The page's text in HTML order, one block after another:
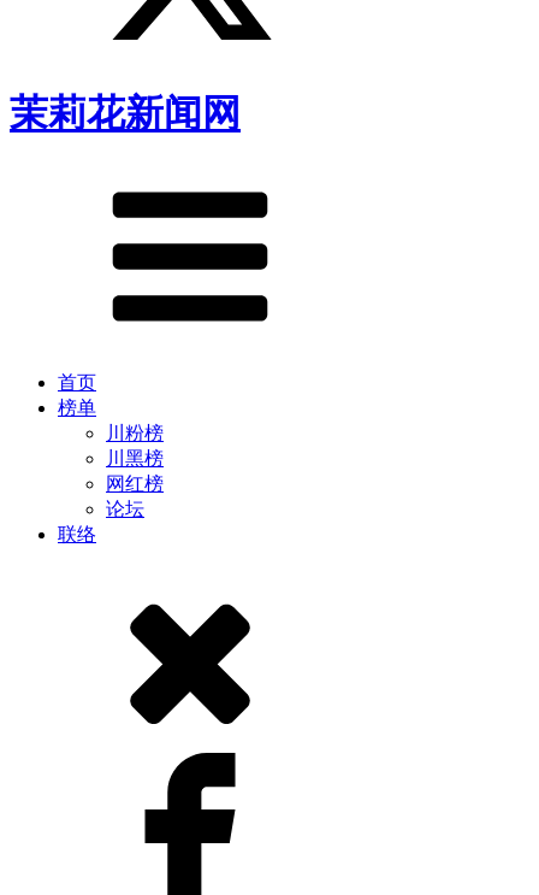
茉莉花新闻网
首页
榜单
川粉榜
川黑榜
网红榜
论坛
联络